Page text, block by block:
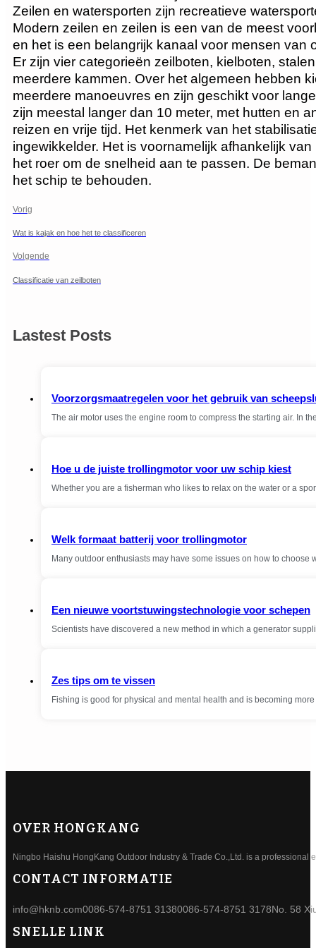
Zeilen en watersporten zijn recreatieve
Modern zeilen en zeilen is een van de meest
en het is een belangrijk kanaal voor mensen van
Er zijn vier categorieën zeilboten, kielboten,
meerdere kammen. Over het algemeen hebben
meerdere manoeuvres en zijn geschikt voor
zijn meestal langer dan 10 meter, met hutten en
reizen en vrije tijd. Het kenmerk van het
ingewikkelder. Het is voornamelijk afhankelijk
het roer om de snelheid aan te passen. De
het schip te behouden.
Vorig
Wat is kajak en hoe het te classificeren
Volgende
Classificatie van zeilboten
Lastest Posts
Voorzorgsmaatregelen voor het gebruik van
The air motor uses the engine room to compress the starting air. In
Hoe u de juiste trollingmotor voor uw schip kiest
Whether you are a fisherman who likes to relax on the water or a
Welk formaat batterij voor trollingmotor
Many outdoor enthusiasts may have some issues on how to
Een nieuwe voortstuwingstechnologie voor schepen
Scientists have discovered a new method in which a generator
Zes tips om te vissen
Fishing is good for physical and mental health and is becoming
OVER HONGKANG
Ningbo Haishu HongKang Outdoor Industry & Trade Co.,Ltd. is a professional
CONTACT INFORMATIE
info@hknb.com0086-574-8751 31380086-574-8751 3178No. 58
SNELLE LINK